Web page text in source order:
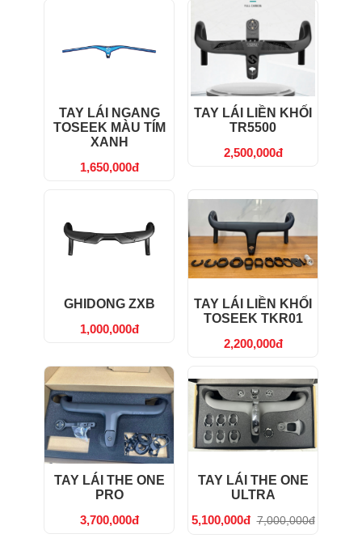
TAY LÁI NGANG
TOSEEK MÀU TÍM
XANH
1,650,000đ
TAY LÁI LIỀN KHỐI
TR5500
2,500,000đ
GHIDONG ZXB
1,000,000đ
TAY LÁI LIỀN KHỐI
TOSEEK TKR01
2,200,000đ
TAY LÁI THE ONE
PRO
3,700,000đ
TAY LÁI THE ONE
ULTRA
5,100,000đ 7,000,000đ